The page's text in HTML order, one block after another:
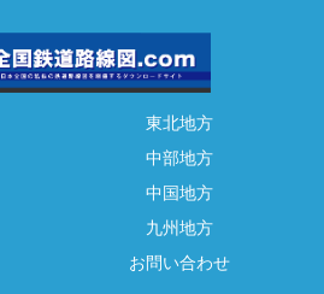
東北地方
中部地方
中国地方
九州地方
お問い合わせ